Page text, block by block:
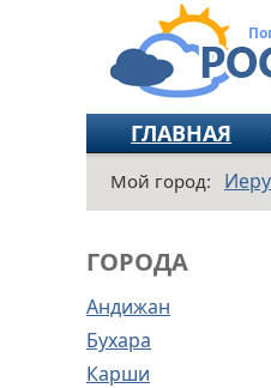
ГЛАВНАЯ
Мой город:
ГОРОДА
Андижан
Бухара
Карши